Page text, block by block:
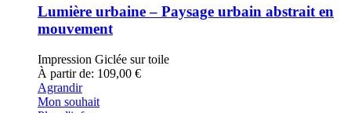
Lumière urbaine – Paysage urbain abstrait en
mouvement
Impression Giclée sur toile
À partir de: 109,00 €
Agrandir
Mon souhait